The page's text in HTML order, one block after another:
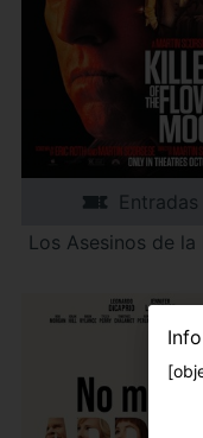
Entradas
Los Asesinos de la
Info